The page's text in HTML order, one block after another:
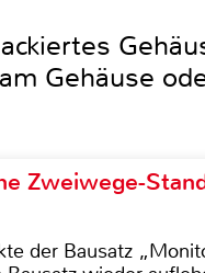
Gehäuse
Zweiwege-
der Bausatz